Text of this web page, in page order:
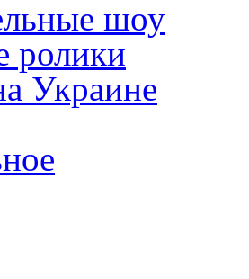
шоу
ролики
Украине